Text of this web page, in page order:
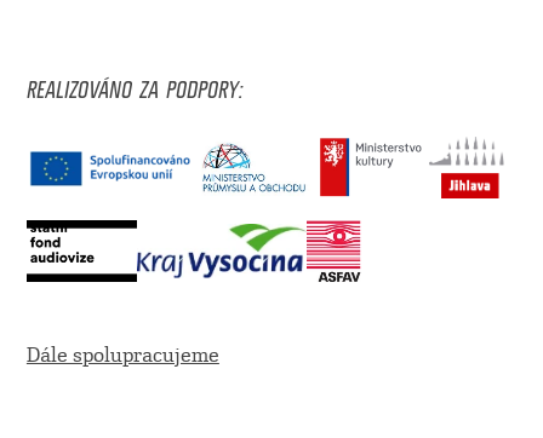
REALIZOVÁNO ZA PODPORY:
Dále spolupracujeme